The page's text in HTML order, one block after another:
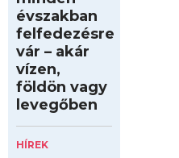
évszakban
felfedezésre
vár – akár
vízen,
földön vagy
levegőben
HÍREK